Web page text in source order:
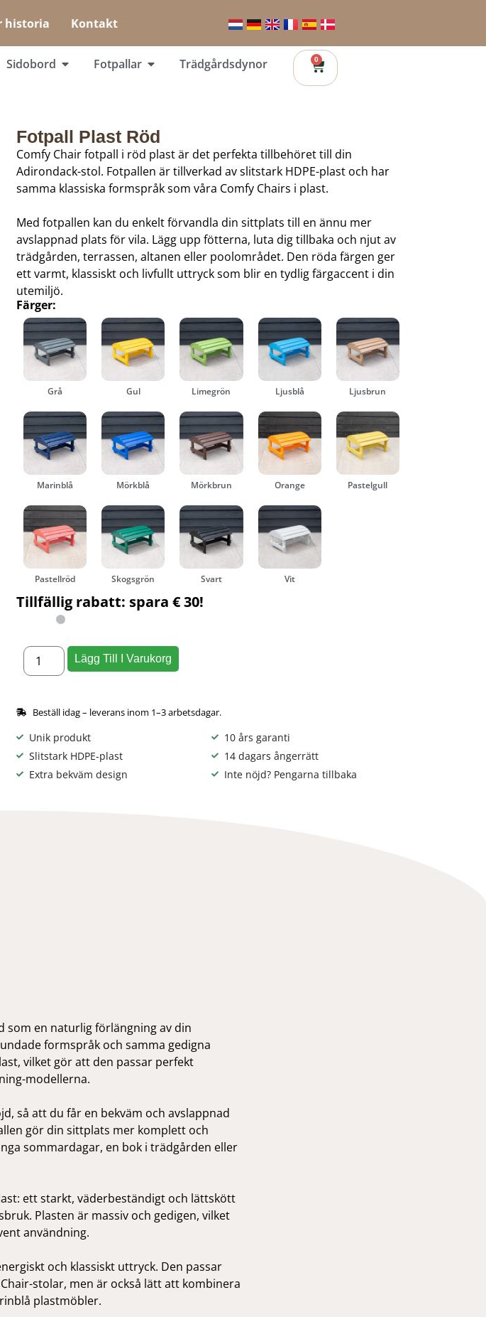
historia Kontakt
Sidobord Fotpallar Trädgårdsdynor 0
Fotpall Plast Röd
Comfy Chair fotpall i röd plast är det perfekta tillbehöret till din
Adirondack-stol. Fotpallen är tillverkad av slitstark HDPE-plast och har
samma klassiska formspråk som våra Comfy Chairs i plast.
Med fotpallen kan du enkelt förvandla din sittplats till en ännu mer
avslappnad plats för vila. Lägg upp fötterna, luta dig tillbaka och njut av
trädgården, terrassen, altanen eller poolområdet. Den röda färgen ger
ett varmt, klassiskt och livfullt uttryck som blir en tydlig färgaccent i din
utemiljö.
Färger:
Grå Gul Limegrön Ljusblå Ljusbrun
Marinblå Mörkblå Mörkbrun Orange Pastelgull
Pastellröd Skogsgrön Svart Vit
Tillfällig rabatt: spara € 30!
Lägg Till I Varukorg
Beställ idag – leverans inom 1–3 arbetsdagar.
Unik produkt
Slitstark HDPE-plast
Extra bekväm design
10 års garanti
14 dagars ångerrätt
Inte nöjd? Pengarna tillbaka
som en naturlig förlängning av din
formspråk och samma gedigna
vilket gör att den passar perfekt
modellerna.
så att du får en bekväm och avslappnad
gör din sittplats mer komplett och
sommardagar, en bok i trädgården eller
ett starkt, väderbeständigt och lättskött
Plasten är massiv och gedigen, vilket
användning.
och klassiskt uttryck. Den passar
stolar, men är också lätt att kombinera
plastmöbler.